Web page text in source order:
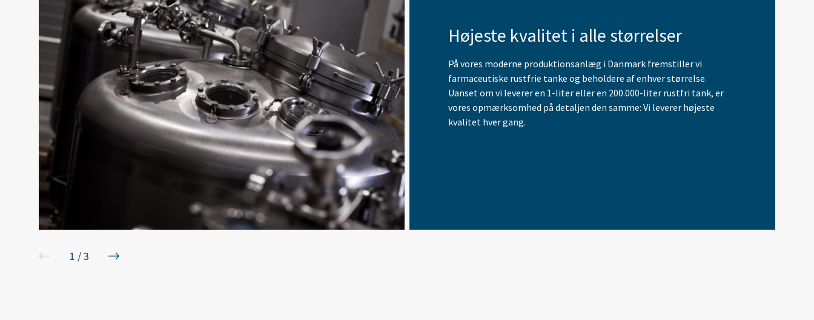
Højeste kvalitet i alle størrelser
På vores moderne produktionsanlæg i Danmark fremstiller vi
farmaceutiske rustfrie tanke og beholdere af enhver størrelse.
Uanset om vi leverer en 1-liter eller en 200.000-liter rustfri tank, er
vores opmærksomhed på detaljen den samme: Vi leverer højeste
kvalitet hver gang.
1 /3